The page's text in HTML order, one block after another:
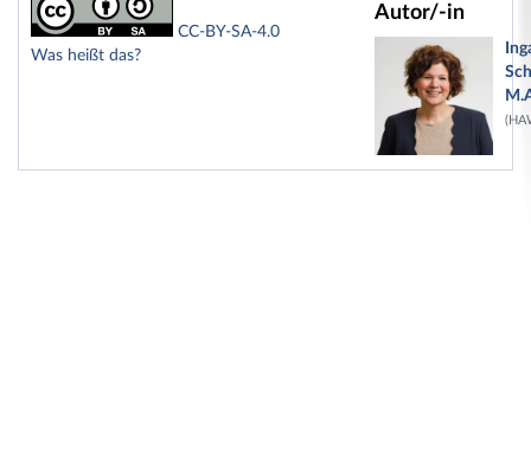
CC-BY-SA-4.0
Was heißt das?
Autor/-in